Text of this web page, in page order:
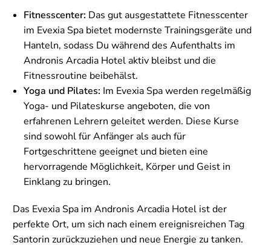
Fitnesscenter: Das gut ausgestattete Fitnesscenter
im Evexia Spa bietet modernste Trainingsgeräte und
Hanteln, sodass Du während des Aufenthalts im
Andronis Arcadia Hotel aktiv bleibst und die
Fitnessroutine beibehälst.
Yoga und Pilates: Im Evexia Spa werden regelmäßig
Yoga- und Pilateskurse angeboten, die von
erfahrenen Lehrern geleitet werden. Diese Kurse
sind sowohl für Anfänger als auch für
Fortgeschrittene geeignet und bieten eine
hervorragende Möglichkeit, Körper und Geist in
Einklang zu bringen.
Das Evexia Spa im Andronis Arcadia Hotel ist der
perfekte Ort, um sich nach einem ereignisreichen Tag
Santorin zurückzuziehen und neue Energie zu tanken.